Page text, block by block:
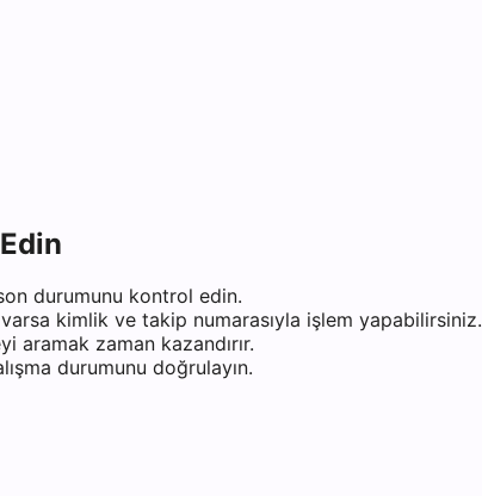
durumunu kontrol edin.
kimlik ve takip numarasıyla işlem yapabilirsiniz.
aramak zaman kazandırır.
durumunu doğrulayın.